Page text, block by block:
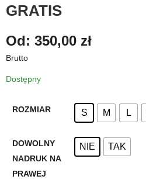
GRATIS
Od: 350,00 zł
Brutto
Dostępny
ROZMIAR S M L
DOWOLNY
NADRUK NA
PRAWEJ
NIE TAK